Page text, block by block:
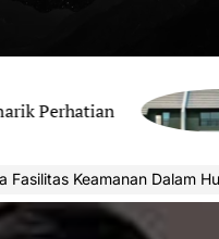
Keamanan Dalam Hunian Rumah